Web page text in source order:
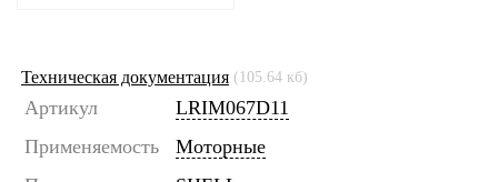
Техническая документация (105.64 кб)
Артикул
LRIM067D11
Применяемость
Моторные